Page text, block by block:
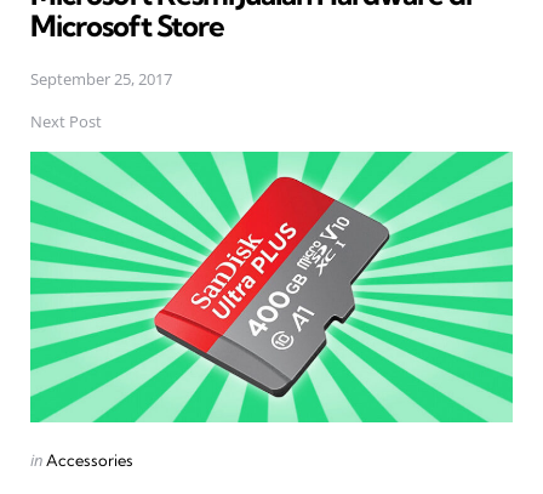
Microsoft Store
September 25, 2017
Next Post
Posted
inAccessories